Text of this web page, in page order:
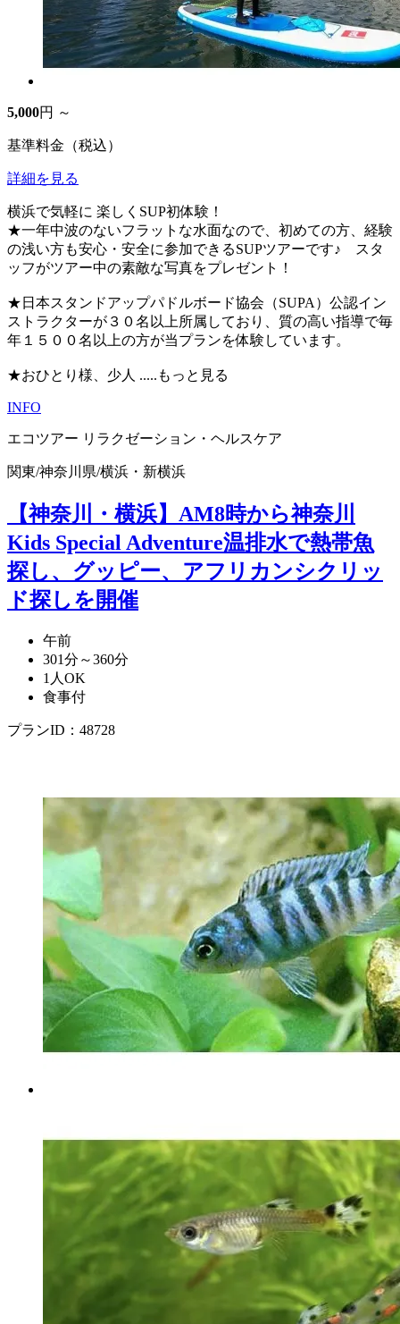
5,000円 ～
基準料金（税込）
詳細を見る
横浜で気軽に 楽しくSUP初体験！
★一年中波のないフラットな水面なので、初めての方、経験
の浅い方も安心・安全に参加できるSUPツアーです♪ スタ
ッフがツアー中の素敵な写真をプレゼント！
★日本スタンドアップパドルボード協会（SUPA）公認イン
ストラクターが３０名以上所属しており、質の高い指導で毎
年１５００名以上の方が当プランを体験しています。
★おひとり様、少人 .....もっと見る
INFO
エコツアー リラクゼーション・ヘルスケア
関東/神奈川県/横浜・新横浜
【神奈川・横浜】AM8時から神奈川
Kids Special Adventure温排水で熱帯魚
探し、グッピー、アフリカンシクリッ
ド探しを開催
午前
301分～360分
1人OK
食事付
プランID：48728